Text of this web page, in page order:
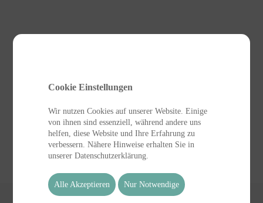
Cookie Einstellungen
Wir nutzen Cookies auf unserer Website. Einige
von ihnen sind essenziell, während andere uns
helfen, diese Website und Ihre Erfahrung zu
verbessern. Nähere Hinweise erhalten Sie in
unserer Datenschutzerklärung.
Alle Akzeptieren Nur Notwendige